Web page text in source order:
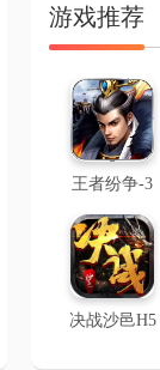
游戏推荐
王者纷争-3
决战沙邑H5